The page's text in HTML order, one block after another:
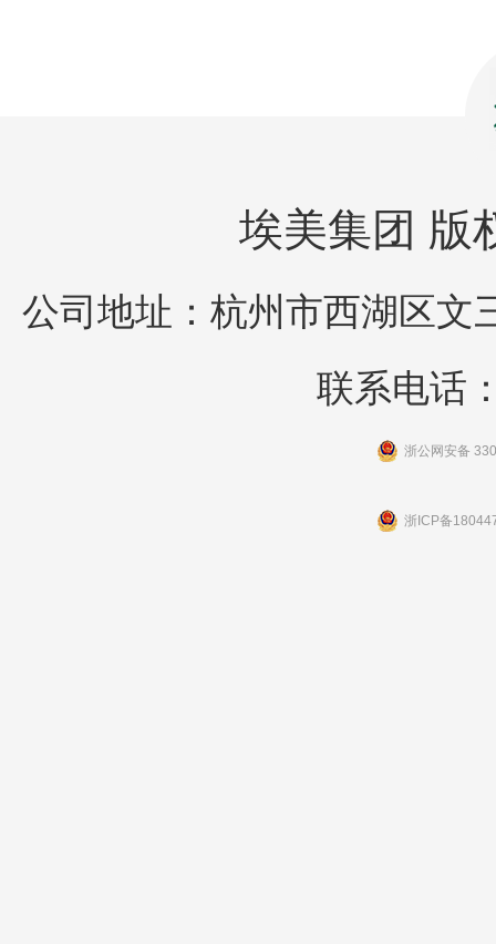
埃美集团 版
公司地址：杭州市西湖区文
联系电话
浙公网安备
浙ICP备